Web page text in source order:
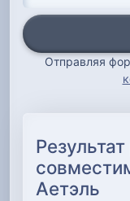
Отправляя
Аетэль